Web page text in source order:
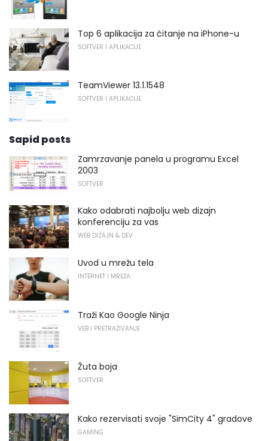
Top 6 aplikacija za čitanje na iPhone-u
SOFTVER I APLIKACIJE
TeamViewer 13.1.1548
SOFTVER I APLIKACIJE
Sapid posts
Zamrzavanje panela u programu Excel
2003
SOFTVER
Kako odabrati najbolju web dizajn
konferenciju za vas
WEB DIZAJN & DEV
Uvod u mrežu tela
INTERNET I MREŽA
Traži Kao Google Ninja
VEB I PRETRAŽIVANJE
Žuta boja
SOFTVER
Kako rezervisati svoje "SimCity 4" gradove
GAMING